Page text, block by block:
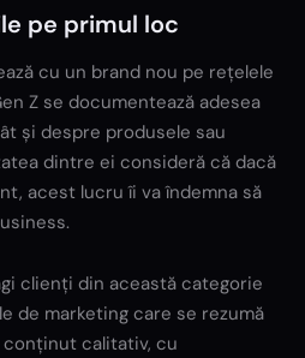
pe primul loc
cu un brand nou pe rețelele
Z se documentează adesea
și despre produsele sau
dintre ei consideră că dacă
acest lucru îi va îndemna să
clienți din această categorie
de marketing care se rezumă
conținut calitativ, cu